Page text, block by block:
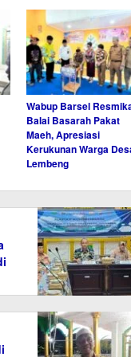
Wabup Barsel
Balai Basarah Pakat
Maeh, Apresiasi
Kerukunan Warga
Lembeng